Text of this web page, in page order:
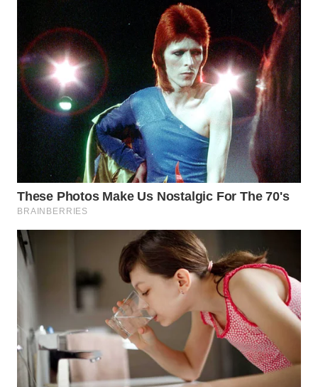
INDRAMAYU
WN
KUNINGAN
WN
MAJALENGKA
WN
SUBANG
SUKABUMI
PURWAKARTA
WN
PRIANGAN
TIMUR